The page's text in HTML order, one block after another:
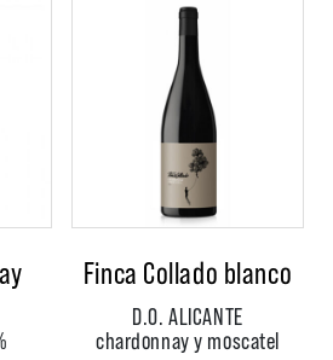
Finca Collado blanco
D.O. ALICANTE
chardonnay y moscatel